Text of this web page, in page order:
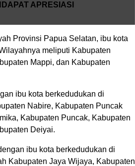
APRESIASI
Provinsi Papua Selatan, ibu kota
meliputi Kabupaten
Mappi, dan Kabupaten
ibu kota berkedudukan di
Nabire, Kabupaten Puncak
Kabupaten Puncak, Kabupaten
Deiyai.
ibu kota berkedudukan di
Kabupaten Jaya Wijaya, Kabupaten